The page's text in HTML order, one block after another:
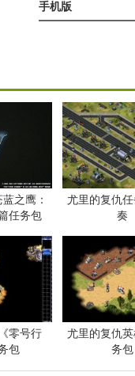
手机版
之鹰：
任务包
尤里的复仇
奏
零号行
包
尤里的复仇
务包